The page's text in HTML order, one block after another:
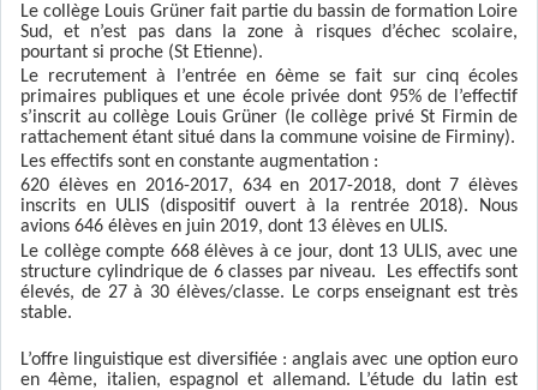
Le collège Louis Grüner fait partie du bassin de formation Loire
Sud, et n’est pas dans la zone à risques d’échec scolaire,
pourtant si proche (St Etienne).
Le recrutement à l’entrée en 6ème se fait sur cinq écoles
primaires publiques et une école privée dont 95% de l’effectif
s’inscrit au collège Louis Grüner (le collège privé St Firmin de
rattachement étant situé dans la commune voisine de Firminy).
Les effectifs sont en constante augmentation :
620 élèves en 2016-2017, 634 en 2017-2018, dont 7 élèves
inscrits en ULIS (dispositif ouvert à la rentrée 2018). Nous
avions 646 élèves en juin 2019, dont 13 élèves en ULIS.
Le collège compte 668 élèves à ce jour, dont 13 ULIS, avec une
structure cylindrique de 6 classes par niveau. Les effectifs sont
élevés, de 27 à 30 élèves/classe. Le corps enseignant est très
stable.
L’offre linguistique est diversifiée : anglais avec une option euro
en 4ème, italien, espagnol et allemand. L’étude du latin est